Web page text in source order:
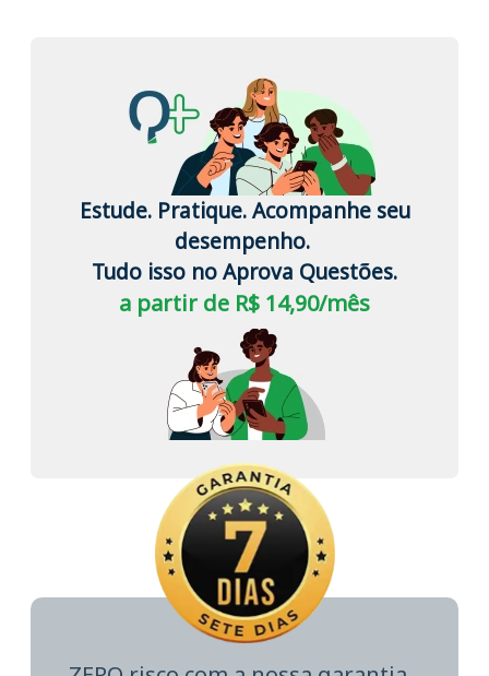
Estude. Pratique. Acompanhe seu
desempenho.
Tudo isso no Aprova Questões.
a partir de R$ 14,90/mês